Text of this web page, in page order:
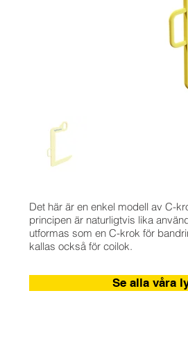
Det här är en enkel modell av C-
principen är naturligtvis lika
utformas som en C-krok för
kallas också för coilok.
Se alla våra